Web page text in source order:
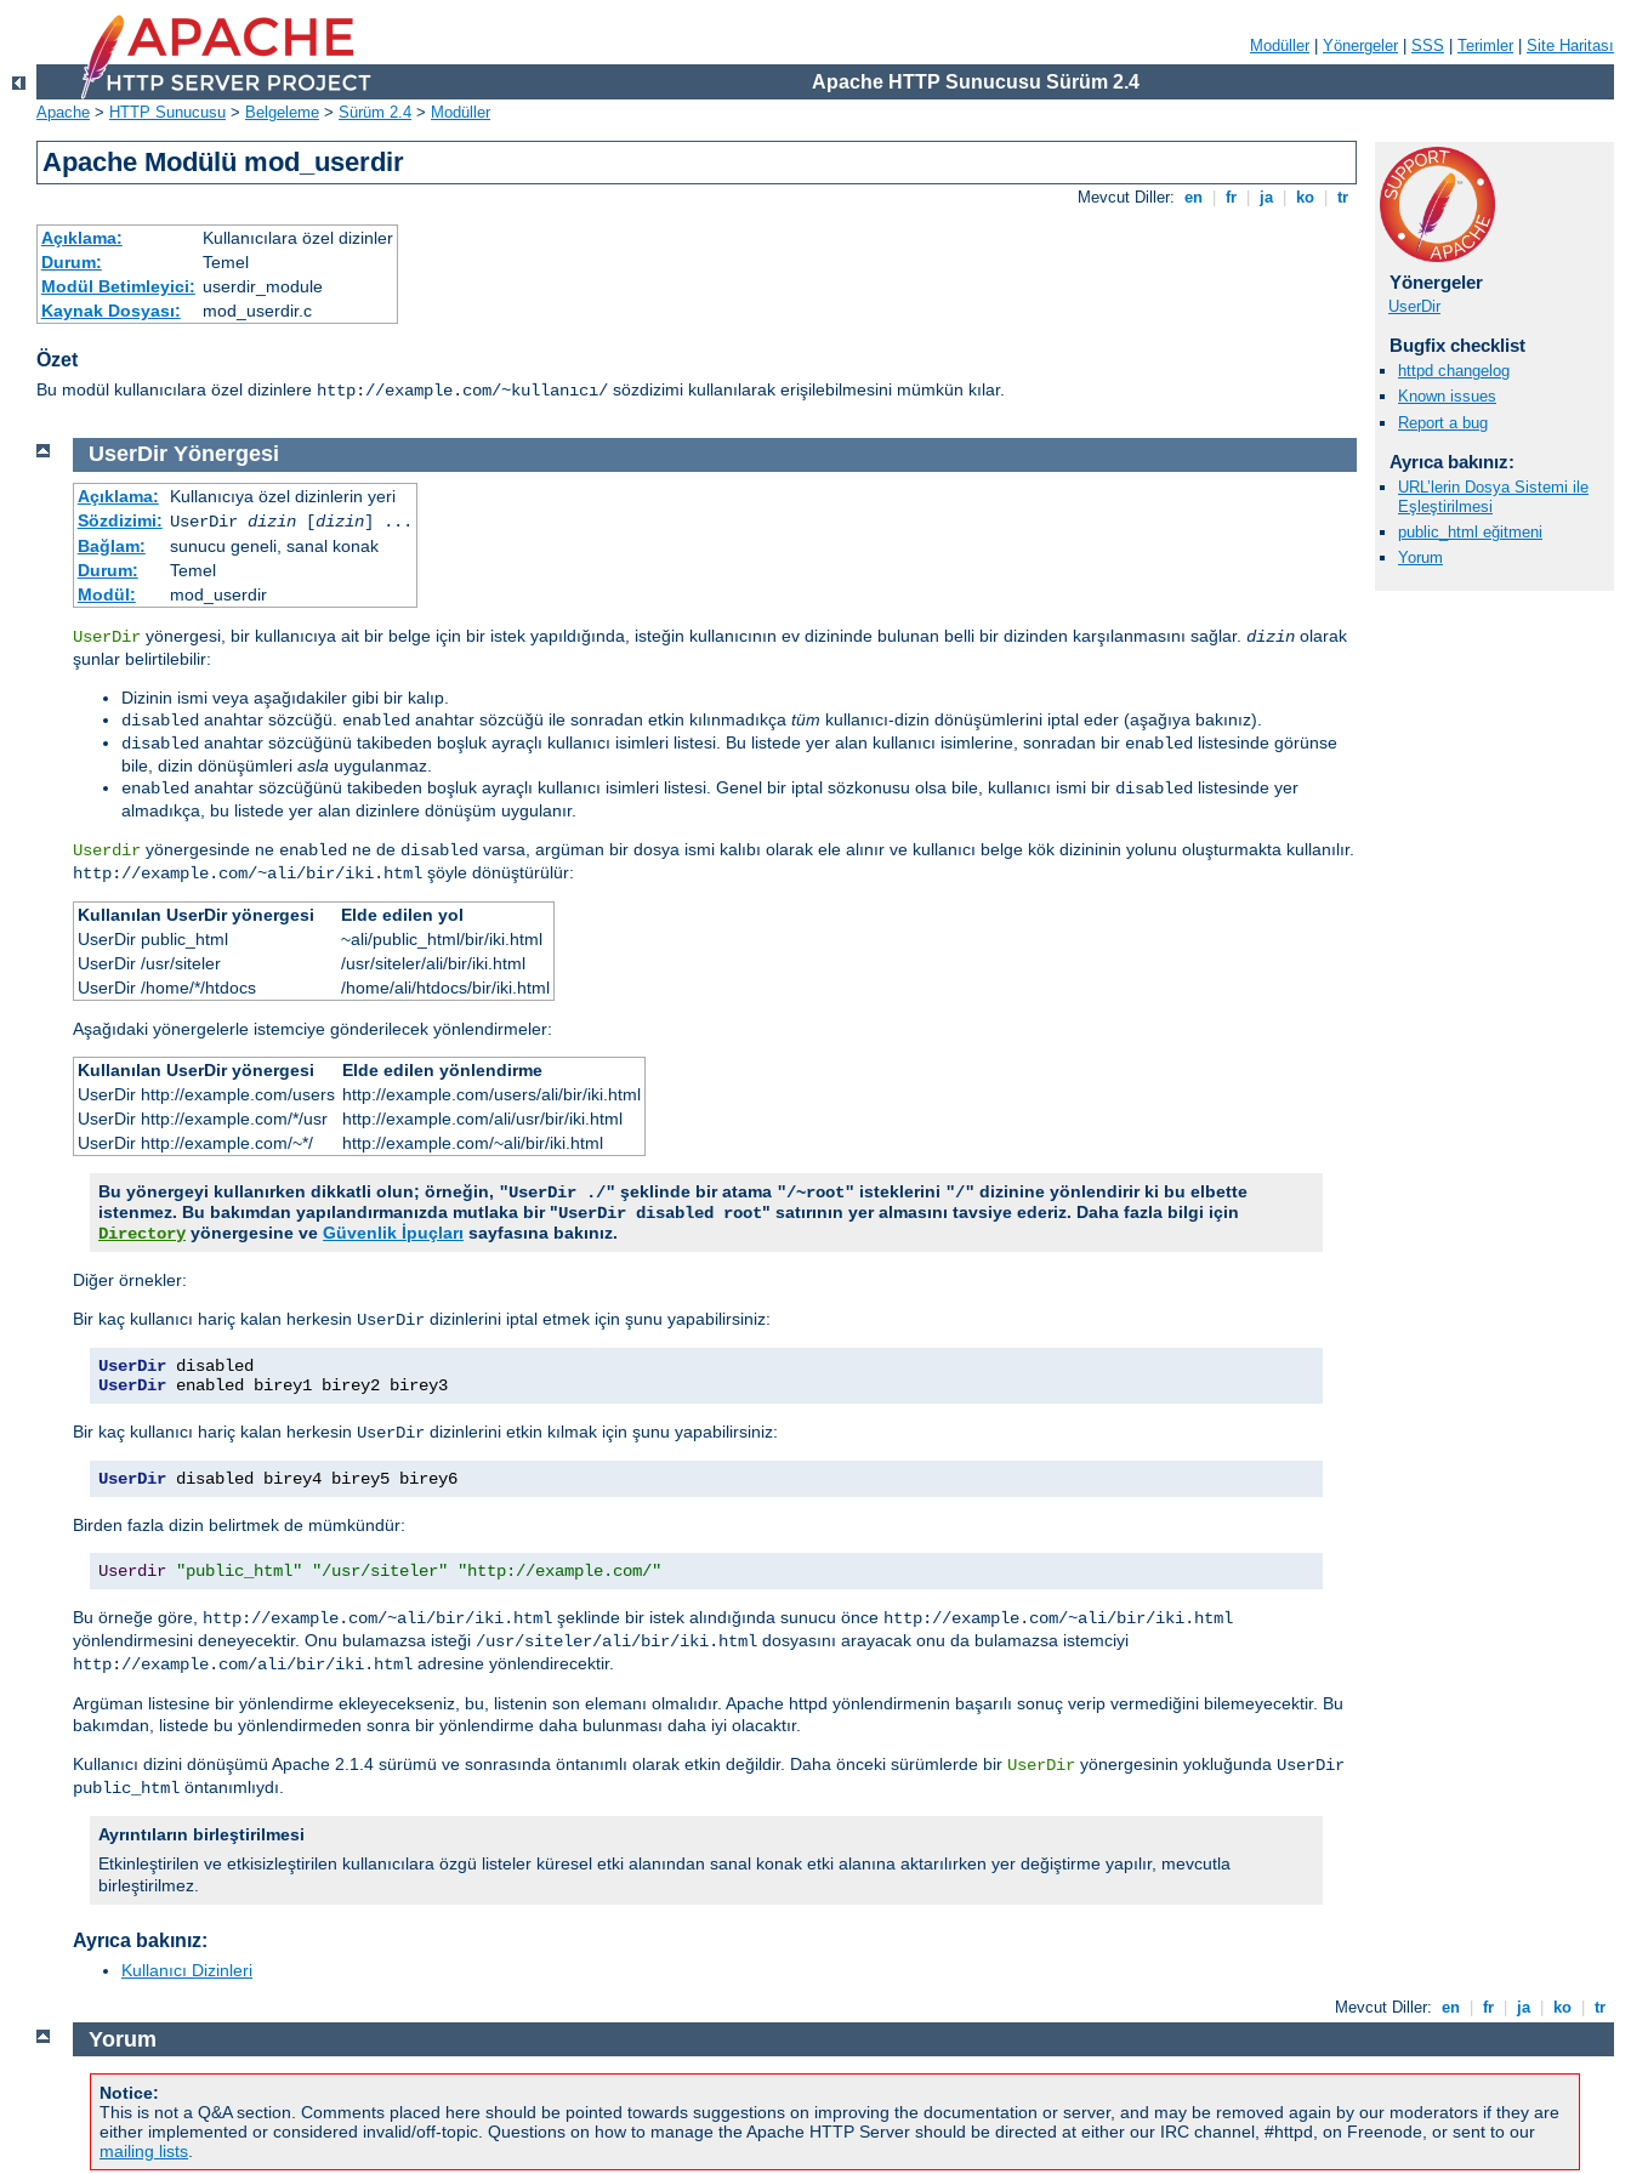
Modüller| Yönergeler| SSS Terimler| Site Haritası
Apache HTTP Sunucusu Sürüm 2.4
Apache > HTTP Sunucusu > Belgeleme > Sürüm 2.4 > Modüller
Apache Modülü mod_userdir
Mevcut Diller: en fr ja ko tr
Açıklama:
Kullanıcılara özel dizinler
Durum:
Temel
Modül Betimleyici: userdir_module
Kaynak Dosyası:
mod_userdir.c
Özet
Bu modül kullanıcılara özel dizinlere http://example.com/~kullanıcı/ sözdizimi kullanılarak erişilebilmesini mümkün kılar.
Yönergeler
UserDir
Bugfix checklist
httpd changelog
Known issues
Report a bug
Ayrıca bakınız:
URL’lerin Dosya Sistemi ile
Eşleştirilmesi
public_html eğitmeni
Yorum
UserDir Yönergesi
Açıklama:
Kullanıcıya özel dizinlerin yeri
Sözdizimi: UserDir dizin[dizin] ...
Bağlam:
sunucu geneli, sanal konak
Durum:
Temel
Modül:
mod_userdir
UserDir yönergesi, bir kullanıcıya ait bir belge için bir istek yapıldığında, isteğin kullanıcının ev dizininde bulunan belli bir dizinden karşılanmasını sağlar. dizin olarak
şunlar belirtilebilir:
Dizinin ismi veya aşağıdakiler gibi bir kalıp.
disabled anahtar sözcüğü. enabled anahtar sözcüğü ile sonradan etkin kılınmadıkça tüm kullanıcı-dizin dönüşümlerini iptal eder (aşağıya bakınız).
disabled anahtar sözcüğünü takibeden boşluk ayraçlı kullanıcı isimleri listesi. Bu listede yer alan kullanıcı isimlerine, sonradan bir enabled listesinde görünse
bile, dizin dönüşümleri asla uygulanmaz.
enabled anahtar sözcüğünü takibeden boşluk ayraçlı kullanıcı isimleri listesi. Genel bir iptal sözkonusu olsa bile, kullanıcı ismi bir disabled listesinde yer
almadıkça, bu listede yer alan dizinlere dönüşüm uygulanır.
Userdir yönergesinde ne enabled ne de disabled varsa, argüman bir dosya ismi kalıbı olarak ele alınır ve kullanıcı belge kök dizininin yolunu oluşturmakta kullanılır.
http://example.com/~ali/bir/iki.html şöyle dönüştürülür:
Kullanılan UserDir yönergesi
Elde edilen yol
UserDir public_html
~ali/public_html/bir/iki.html
UserDir /usr/siteler
/usr/siteler/ali/bir/iki.html
UserDir /home/*/htdocs
/home/ali/htdocs/bir/iki.html
Aşağıdaki yönergelerle istemciye gönderilecek yönlendirmeler:
Kullanılan UserDir yönergesi
Elde edilen yönlendirme
UserDir http://example.com/users http://example.com/users/ali/bir/iki.html
UserDir http://example.com/*/usr
http://example.com/ali/usr/bir/iki.html
UserDir http://example.com/~*/
http://example.com/~ali/bir/iki.html
Bu yönergeyi kullanırken dikkatli olun; örneğin, "UserDir ./" şeklinde bir atama "/~root" isteklerini "/" dizinine yönlendirir ki bu elbette
istenmez. Bu bakımdan yapılandırmanızda mutlaka bir "UserDir disabled root" satırının yer almasını tavsiye ederiz. Daha fazla bilgi için
Directory yönergesine ve Güvenlik İpuçları sayfasına bakınız.
Diğer örnekler:
Bir kaç kullanıcı hariç kalan herkesin UserDir dizinlerini iptal etmek için şunu yapabilirsiniz:
UserDir
UserDir enabled birey1 birey2 birey3
Bir kaç kullanıcı hariç kalan herkesin UserDir dizinlerini etkin kılmak için şunu yapabilirsiniz:
UserDir disabled birey4 birey5 birey6
Birden fazla dizin belirtmek de mümkündür:
Userdir "public_html" "/usr/siteler" "http://example.com/"
Bu örneğe göre, http://example.com/~ali/bir/iki.html şeklinde bir istek alındığında sunucu önce http://example.com/~ali/bir/iki.html
yönlendirmesini deneyecektir. Onu bulamazsa isteği /usr/siteler/ali/bir/iki.html dosyasını arayacak onu da bulamazsa istemciyi
http://example.com/ali/bir/iki.html adresine yönlendirecektir.
Argüman listesine bir yönlendirme ekleyecekseniz, bu, listenin son elemanı olmalıdır. Apache httpd yönlendirmenin başarılı sonuç verip vermediğini bilemeyecektir. Bu
bakımdan, listede bu yönlendirmeden sonra bir yönlendirme daha bulunması daha iyi olacaktır.
Kullanıcı dizini dönüşümü Apache 2.1.4 sürümü ve sonrasında öntanımlı olarak etkin değildir. Daha önceki sürümlerde bir UserDir yönergesinin yokluğunda UserDir
public_html öntanımlıydı.
Ayrıntıların birleştirilmesi
Etkinleştirilen ve etkisizleştirilen kullanıcılara özgü listeler küresel etki alanından sanal konak etki alanına aktarılırken yer değiştirme yapılır, mevcutla
birleştirilmez.
Ayrıca bakınız:
Kullanıcı Dizinleri
Mevcut Diller: en fr ja ko tr
Yorum
Notice:
This is not a Q&A section. Comments placed here should be pointed towards suggestions on improving the documentation or server, and may be removed again by our moderators if they are
either implemented or considered invalid/off-topic. Questions on how to manage the Apache HTTP Server should be directed at either our IRC channel, #httpd, on Freenode, or sent to our
mailing lists.